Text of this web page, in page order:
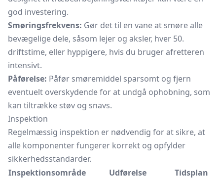
god investering.
Smøringsfrekvens: Gør det til en vane at smøre alle
bevægelige dele, såsom lejer og aksler, hver 50.
driftstime, eller hyppigere, hvis du bruger afretteren
intensivt.
Påførelse: Påfør smøremiddel sparsomt og fjern
eventuelt overskydende for at undgå ophobning, som
kan tiltrække støv og snavs.
Inspektion
Regelmæssig inspektion er nødvendig for at sikre, at
alle komponenter fungerer korrekt og opfylder
sikkerhedsstandarder.
Inspektionsområde
Udførelse
Tidsplan